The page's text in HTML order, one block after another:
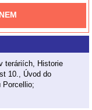
teráriích, Historie
10., Úvod do
Porcellio;